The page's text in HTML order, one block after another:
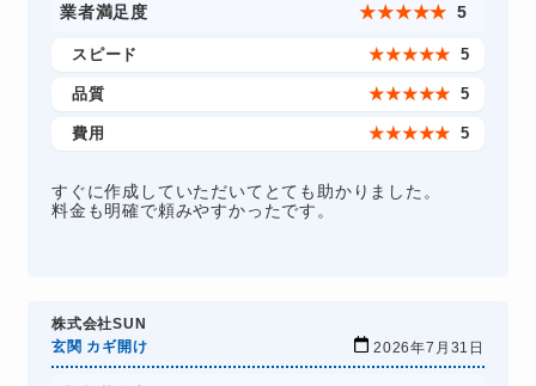
業者満足度 ★★★★★ 5
スピード ★★★★★ 5
品質 ★★★★★ 5
費用 ★★★★★ 5
すぐに作成していただいてとても助かりました。
料金も明確で頼みやすかったです。
株式会社SUN
玄関 カギ開け
2026年7月31日